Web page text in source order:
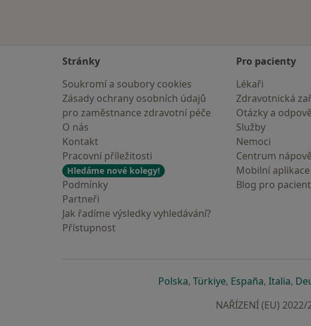
Stránky
Soukromí a soubory cookies
Zásady ochrany osobních údajů
pro zaměstnance zdravotní péče
O nás
Kontakt
Pracovní příležitosti
Hledáme nové kolegy!
Podmínky
Partneři
Jak řadíme výsledky vyhledávání?
Přístupnost
Pro pacienty
Lékaři
Zdravotnická
Otázky a
Služby
Nemoci
Centrum
Mobilní aplikace
Blog pro
Polskase otevře v nové záložce
, Türkiyese otevře v nové
, Españase otevře
, Italiase
,
NAŘÍZENÍ (EU)